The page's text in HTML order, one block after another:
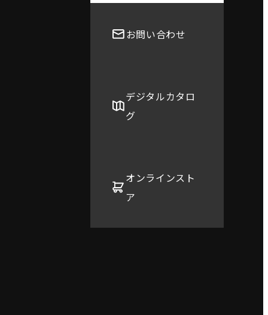
お問い合わせ
デジタルカタロ
グ
オンラインスト
ア